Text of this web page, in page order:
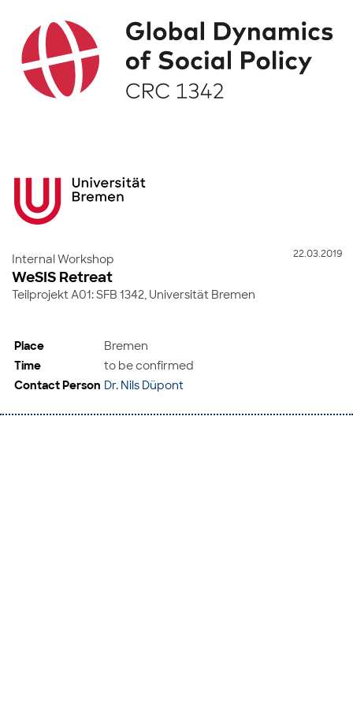
22.03.2019
Internal Workshop
WeSIS Retreat
Teilprojekt A01: SFB 1342, Universität Bremen
Place
Bremen
Time
to be confirmed
Contact Person Dr. Nils Düpont